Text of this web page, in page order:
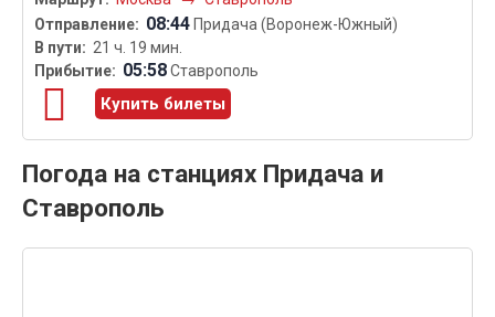
08:44 Придача (Воронеж-Южный)
21 ч. 19 мин.
05:58Ставрополь
Купить билеты
Погода на станциях Придача и
Ставрополь